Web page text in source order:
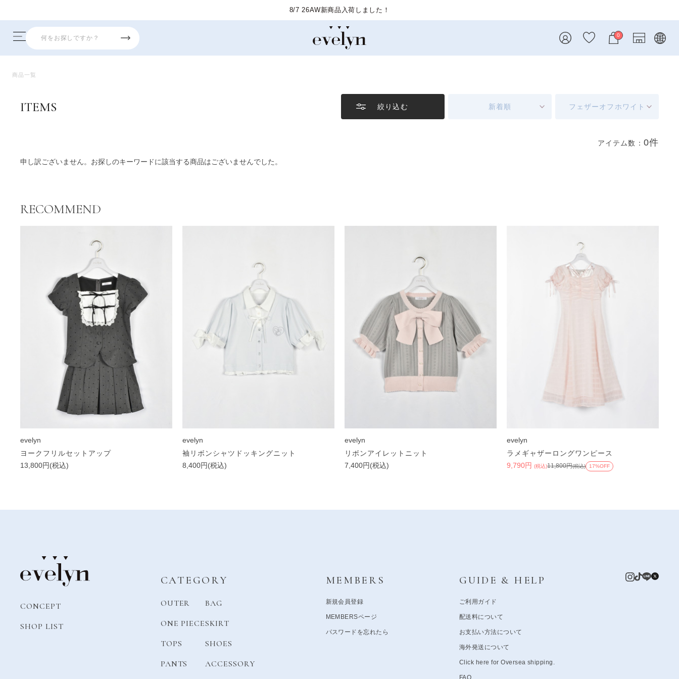
8/7 26AW新商品入荷しました！
0
商品一覧
ITEMS 絞り込む 新着順 フェザーオフホワイト
アイテム数： 0件
商品一覧
申し訳ございません。お探しのキーワードに該当する商品はございませんでした。
RECOMMEND
evelyn
ヨークフリルセットアップ
13,800円(税込)
evelyn
袖リボンシャツドッキングニット
8,400円(税込)
evelyn
リボンアイレットニット
7,400円(税込)
evelyn
ラメギャザーロングワンピース
9,790円 (税込)11,800円(税込) 17%OFF
CONCEPT
SHOP LIST
CATEGORY
OUTER
ONE PIECE
TOPS
PANTS
BAG
SKIRT
SHOES
ACCESSORY
MEMBERS
新規会員登録
MEMBERSページ
パスワードを忘れたら
GUIDE & HELP
ご利用ガイド
配送料について
お支払い方法について
海外発送について
Click here for Oversea shipping.
FAQ